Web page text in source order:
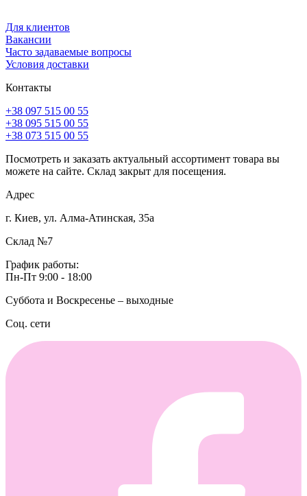
Для клиентов
Вакансии
Часто задаваемые вопросы
Условия доставки
Контакты
+38 097 515 00 55
+38 095 515 00 55
+38 073 515 00 55
Посмотреть и заказать актуальный ассортимент товара вы
можете на сайте. Склад закрыт для посещения.
Адрес
г. Киев, ул. Алма-Атинская, 35а
Склад №7
График работы:
Пн-Пт 9:00 - 18:00
Суббота и Воскресенье – выходные
Соц. сети